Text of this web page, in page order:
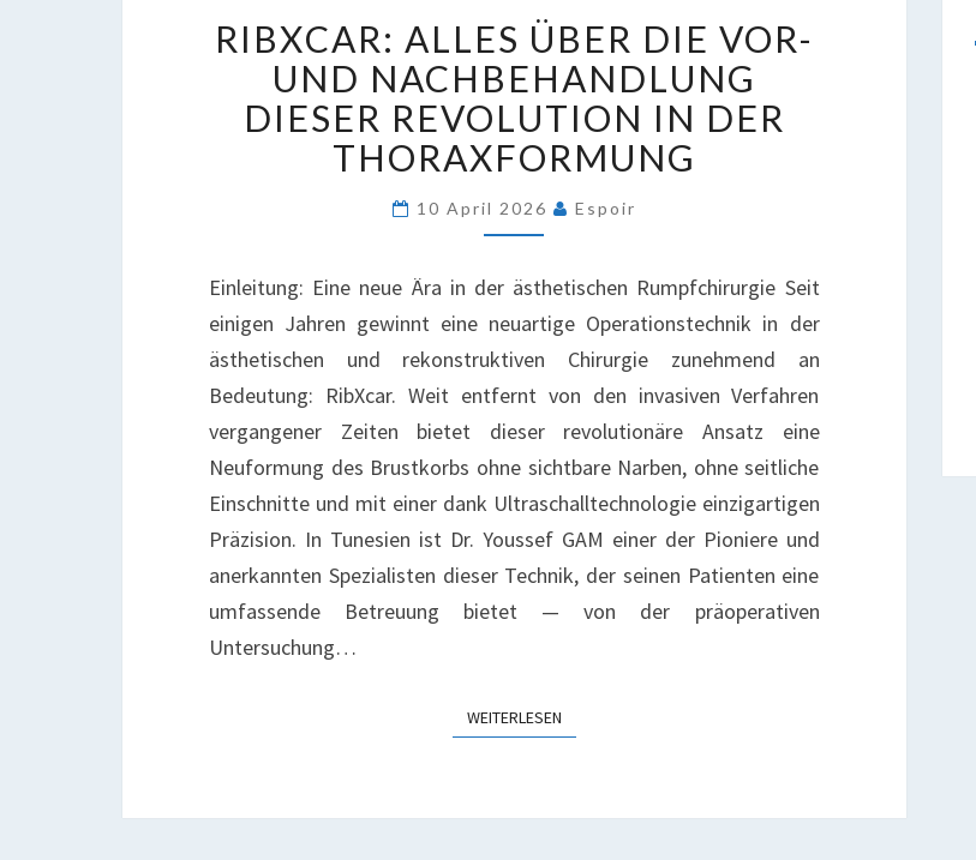
ALLES
ÜBER
DIE
VOR-
UND
DIESER
IN
DER
THORAXFORMUNG
RIBXCAR: ALLES ÜBER DIE VOR-
UND NACHBEHANDLUNG
DIESER REVOLUTION IN DER
THORAXFORMUNG
10 April 2026 Espoir
Einleitung: Eine neue Ära in der ästhetischen Rumpfchirurgie Seit
einigen Jahren gewinnt eine neuartige Operationstechnik in der
ästhetischen und rekonstruktiven Chirurgie zunehmend an
Bedeutung: RibXcar. Weit entfernt von den invasiven Verfahren
vergangener Zeiten bietet dieser revolutionäre Ansatz eine
Neuformung des Brustkorbs ohne sichtbare Narben, ohne seitliche
Einschnitte und mit einer dank Ultraschalltechnologie einzigartigen
Präzision. In Tunesien ist Dr. Youssef GAM einer der Pioniere und
anerkannten Spezialisten dieser Technik, der seinen Patienten eine
umfassende Betreuung bietet — von der präoperativen
Untersuchung…
WEITERLESENWEITERLESEN